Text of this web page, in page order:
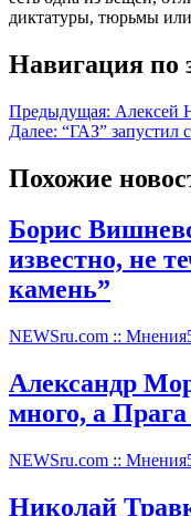
диктатуры, тюрьмы
Навигация по
Предыдущая: Алексей
Далее: “ГАЗ” запустил
Похожие
Борис
известно, не
камень”
NEWSru.com :: Мнения
Александр
много, а Прага
NEWSru.com :: Мнения
Николай